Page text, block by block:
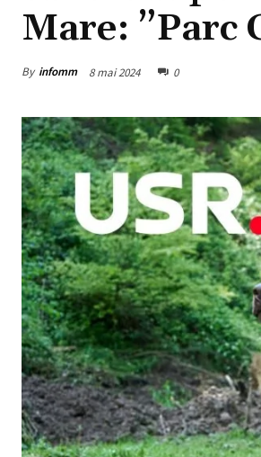
Mare: ”Parc
By infomm 8 mai 2024 0